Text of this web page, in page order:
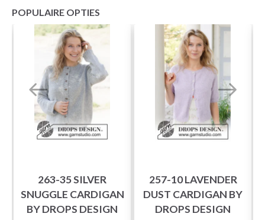
POPULAIRE OPTIES
263-35 SILVER
SNUGGLE CARDIGAN
BY DROPS DESIGN
257-10 LAVENDER
DUST CARDIGAN BY
DROPS DESIGN